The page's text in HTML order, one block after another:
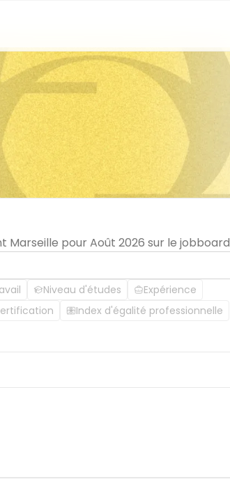
Marseille pour Août 2026 sur le jobboard
Niveau d'études Expérience
Index d'égalité professionnelle